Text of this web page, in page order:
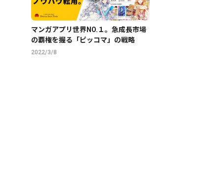
マンガアプリ世界NO.１。急成長市場
の覇権を握る「ピッコマ」の戦略
2022/3/8